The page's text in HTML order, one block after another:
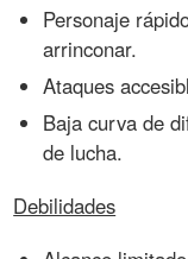
Personaje
arrinconar.
Ataques
Baja curva de
de lucha.
Debilidades